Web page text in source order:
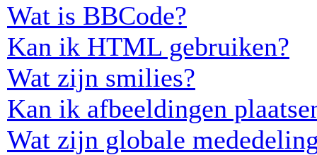
Wat is BBCode?
Kan ik HTML gebruiken?
Wat zijn smilies?
Kan ik afbeeldingen
Wat zijn globale